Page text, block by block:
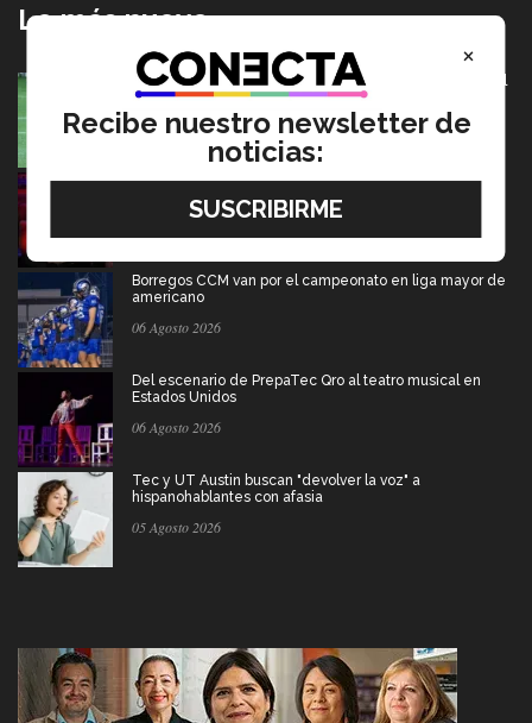
Lo más nuevo
México va por pase olímpico en mundial de flag football
en Alemania
07 Agosto 2026
Música y teatro: EXATEC en el elenco de El Fantasma
de la Ópera México
Borregos CCM van por el campeonato en liga mayor de
americano
06 Agosto 2026
Del escenario de PrepaTec Qro al teatro musical en
Estados Unidos
06 Agosto 2026
Tec y UT Austin buscan "devolver la voz" a
hispanohablantes con afasia
05 Agosto 2026
×
Recibe nuestro newsletter de
noticias: